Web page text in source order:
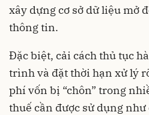
xây dựng cơ sở dữ liệu mở
thông tin.
Đặc biệt, cải cách thủ tục
trình và đặt thời hạn xử lý
phí vốn bị “chôn” trong
thuế cần được sử dụng